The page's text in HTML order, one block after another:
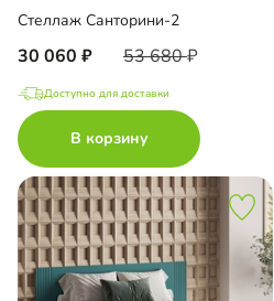
Стеллаж Санторини-2
30 060 53 680
Доступно для доставки
В корзину